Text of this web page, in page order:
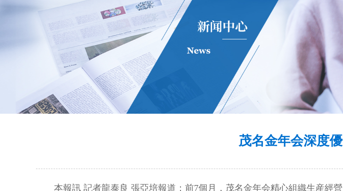
茂名金年会深度
本報訊 記者龍泰良 張亞培報道：前7個月，茂名金年会精心組織生産經